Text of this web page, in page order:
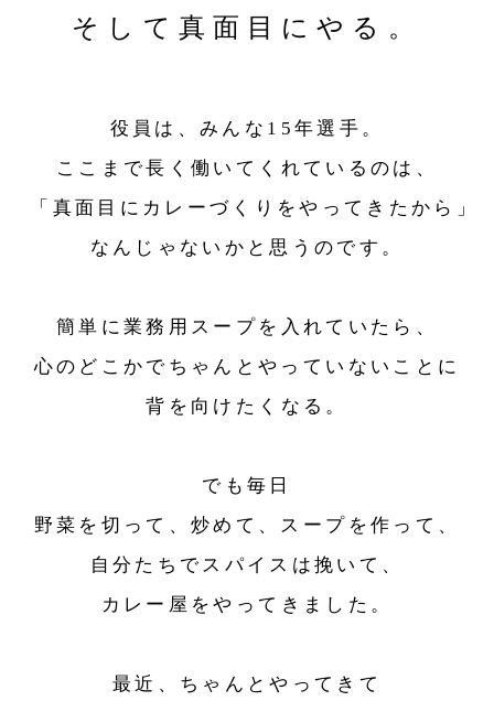
そして真面目にやる。
役員は、みんな15年選手。
ここまで長く働いてくれているのは、
「真面目にカレーづくりをやってきたから」
なんじゃないかと思うのです。
簡単に業務用スープを入れていたら、
心のどこかでちゃんとやっていないことに
背を向けたくなる。
でも毎日
野菜を切って、炒めて、スープを作って、
自分たちでスパイスは挽いて、
カレー屋をやってきました。
最近、ちゃんとやってきて